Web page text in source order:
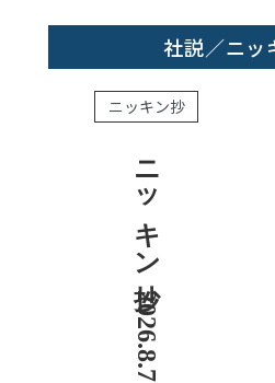
社説／ニッ
ニッキン抄
ニッキン抄 2026.8.7